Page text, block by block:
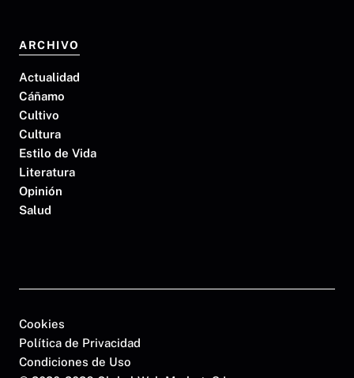
ARCHIVO
Actualidad
Cáñamo
Cultivo
Cultura
Estilo de Vida
Literatura
Opinión
Salud
Cookies
Política de Privacidad
Condiciones de Uso